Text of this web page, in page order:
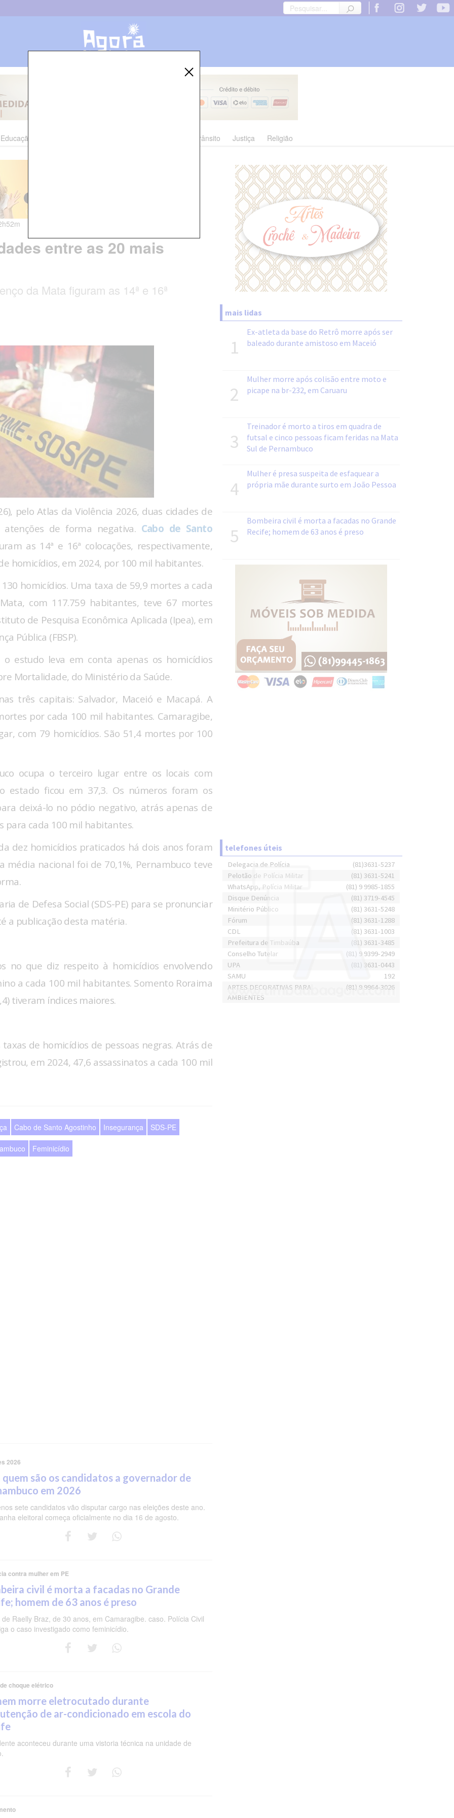
Educação Trânsito Justiça Religião
entre as 20 mais
da Mata figuram as 14ª e 16ª
pelo Atlas da Violência 2026, duas cidades de
de forma negativa. Cabo de Santo
as 14ª e 16ª colocações, respectivamente,
homicídios, em 2024, por 100 mil habitantes.
homicídios. Uma taxa de 59,9 mortes a cada
com 117.759 habitantes, teve 67 mortes
de Pesquisa Econômica Aplicada (Ipea), em
Pública (FBSP).
estudo leva em conta apenas os homicídios
Mortalidade, do Ministério da Saúde.
três capitais: Salvador, Maceió e Macapá. A
por cada 100 mil habitantes. Camaragibe,
com 79 homicídios. São 51,4 mortes por 100
ocupa o terceiro lugar entre os locais com
estado ficou em 37,3. Os números foram os
deixá-lo no pódio negativo, atrás apenas de
para cada 100 mil habitantes.
dez homicídios praticados há dois anos foram
média nacional foi de 70,1%, Pernambuco teve
de Defesa Social (SDS-PE) para se pronunciar
a publicação desta matéria.
no que diz respeito à homicídios envolvendo
a cada 100 mil habitantes. Somento Roraima
tiveram índices maiores.
de homicídios de pessoas negras. Atrás de
em 2024, 47,6 assassinatos a cada 100 mil
Cabo de Santo Agostinho Insegurança SDS-PE
Feminicídio
2026
quem são os candidatos a governador de
em 2026
sete candidatos vão disputar cargo nas eleições deste ano.
eleitoral começa oficialmente no dia 16 de agosto.
contra mulher em PE
civil é morta a facadas no Grande
homem de 63 anos é preso
de Raelly Braz, de 30 anos, em Camaragibe. caso. Polícia Civil
o caso investigado como feminicídio.
choque elétrico
morre eletrocutado durante
de ar-condicionado em escola do
aconteceu durante uma vistoria técnica na unidade de
mais lidas
1
Ex-atleta da base do Retrô morre após ser
baleado durante amistoso em Maceió
2
Mulher morre após colisão entre moto e
picape na br-232, em Caruaru
3
Treinador é morto a tiros em quadra de
futsal e cinco pessoas ficam feridas na Mata
Sul de Pernambuco
4
Mulher é presa suspeita de esfaquear a
própria mãe durante surto em João Pessoa
5
Bombeira civil é morta a facadas no Grande
Recife; homem de 63 anos é preso
telefones úteis
Delegacia de Polícia
(81)3631-5237
Pelotão de Polícia Militar
(81) 3631-5241
WhatsApp, Polícia Militar
(81) 9 9985-1855
Disque Denúncia
(81) 3719-4545
Minitério Público
(81) 3631-5248
Fórum
(81) 3631-1288
CDL
(81) 3631-1003
Prefeitura de Timbaúba
(81) 3631-3485
Conselho Tutelar
(81) 9 9399-2949
UPA
(81) 3631-0443
SAMU
192
ARTES DECORATIVAS PARA
AMBIENTES
(81) 9 9964-3026